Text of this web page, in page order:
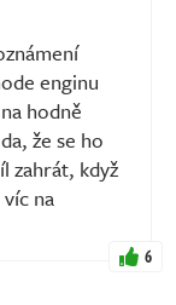
enginu
hodně
že se ho
zahrát, když
na
6